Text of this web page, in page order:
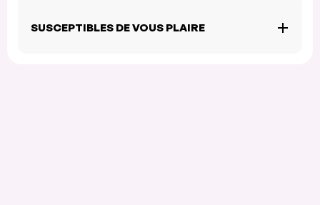
SUSCEPTIBLES DE VOUS PLAIRE